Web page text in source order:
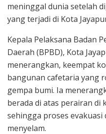
meninggal dunia setelah
yang terjadi di Kota
Kepala Pelaksana Badan
Daerah (BPBD), Kota
menerangkan, keempat
bangunan cafetaria yang
gempa bumi. Ia
berada di atas perairan di
sehingga proses
menyelam.